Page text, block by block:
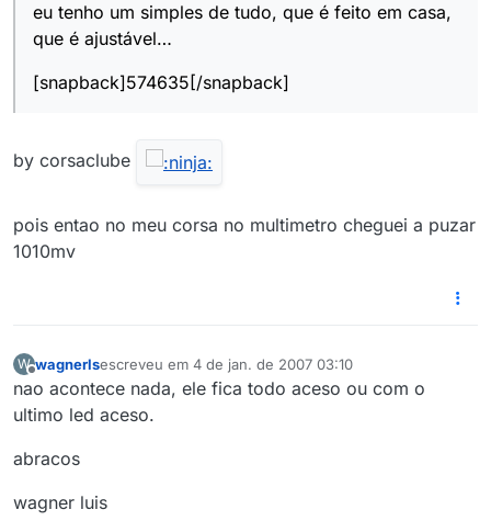
eu tenho um simples de tudo, que é feito em casa,
que é ajustável…
[snapback]574635[/snapback]
by corsaclube
pois entao no meu corsa no multimetro cheguei a puzar
1010mv
W wagnerlsescreveu em 4 de jan. de 2007 03:10
última edição por
nao acontece nada, ele fica todo aceso ou com o
ultimo led aceso.
abracos
wagner luis